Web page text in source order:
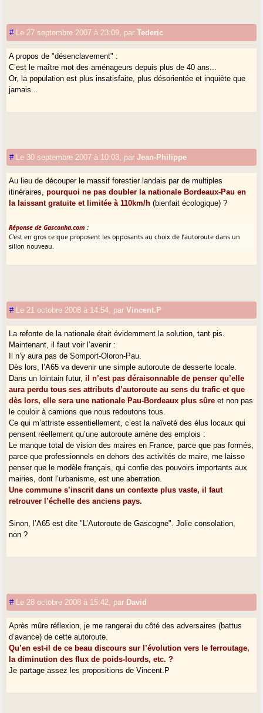
# Le 27 septembre 2007 à 23:09 parTederic
A propos de "désenclavement" :
C’est le maître mot des aménageurs depuis plus de 40 ans...
Or, la population est plus insatisfaite, plus désorientée et inquiète que
jamais...
# Le 30 septembre 2007 à 10:03 parJean-Philippe
Au lieu de découper le massif forestier landais par de multiples
itinéraires,pourquoi ne pas doubler la nationale Bordeaux-Pau en
la laissant gratuite et limitée à 110km/h (bienfait écologique) ?
Réponse de Gasconha.com :
C’est en gros ce que proposent les opposants au choix de l’autoroute dans un
sillon nouveau.
# Le 21 octobre 2008 à 14:54 parVincent.P
La refonte de la nationale était évidemment la solution, tant pis.
Maintenant, il faut voir l’avenir :
Il n’y aura pas de Somport-Oloron-Pau.
Dès lors, l’A65 va devenir une simple autoroute de desserte locale.
Dans un lointain futur,il n’est pas déraisonnable de penser qu’elle
aura perdu tous ses attributs d’autoroute au sens du trafic et que
dès lors, elle sera une nationale Pau-Bordeaux plus sûre et non pas
le couloir à camions que nous redoutons tous.
Ce qui m’attriste essentiellement, c’est la naïveté des élus locaux qui
pensent réellement qu’une autoroute amène des emplois :
Le manque total de vision des maires en France, parce que pas formés,
parce que professionnels en dehors des activités de maire, me laisse
penser que le modèle français, qui confie des pouvoirs importants aux
mairies, dont l’urbanisme, est une aberration.
Une commune s’inscrit dans un contexte plus vaste, il faut
retrouver l’échelle des anciens pays.
Sinon, l’A65 est dite "L’Autoroute de Gascogne". Jolie consolation,
non ?
# Le 28 octobre 2008 à 15:42 par David
Après mûre réflexion, je me rangerai du côté des adversaires (battus
d’avance) de cette autoroute.
Qu’en est-il de ce beau discours sur l’évolution vers le ferroutage,
la diminution des flux de poids-lourds, etc. ?
Je partage assez les propositions de Vincent.P